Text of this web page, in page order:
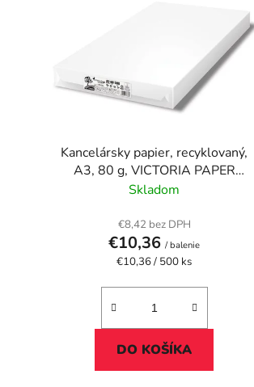
p
Kancelársky papier, recyklovaný,
A3, 80 g, VICTORIA PAPER
"Balance Green"
Skladom
€8,42 bez DPH
€10,36/ balenie
Jednotková
€10,36 / 500 ks
DO KOŠÍKA